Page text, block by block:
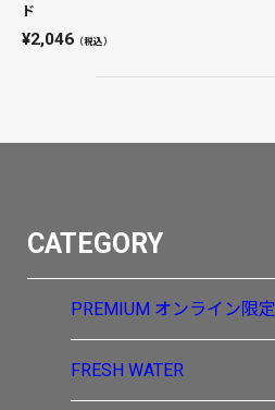
ド
2,046 （税込）
CATEGORY
PREMIUM オンライン限定
FRESH WATER